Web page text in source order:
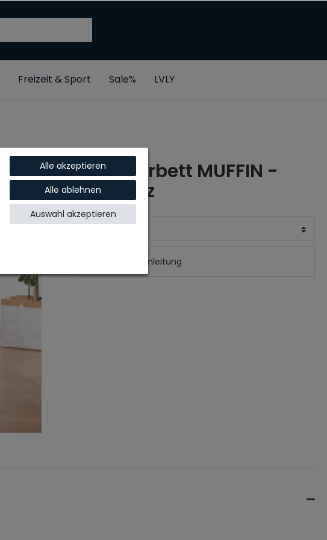
Freizeit & Sport Sale% LVLY
Haustierbett MUFFIN -
Schwarz
GRÖSSE
Aufbauanleitung
Alle akzeptieren
Alle ablehnen
Auswahl akzeptieren